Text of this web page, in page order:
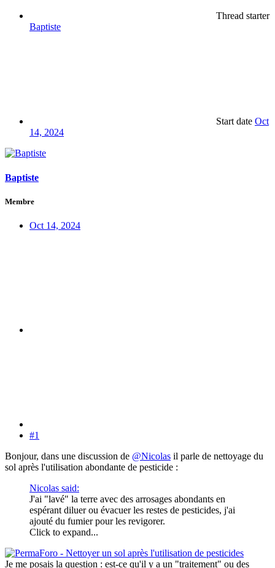
Thread starter
Baptiste
Start date Oct
14, 2024
Baptiste
Membre
Oct 14, 2024
#1
Bonjour, dans une discussion de @Nicolas il parle de nettoyage du
sol après l'utilisation abondante de pesticide :
Nicolas said:
J'ai "lavé" la terre avec des arrosages abondants en
espérant diluer ou évacuer les restes de pesticides, j'ai
ajouté du fumier pour les revigorer.
Click to expand...
Je me posais la question : est-ce qu'il y a un "traitement" ou des